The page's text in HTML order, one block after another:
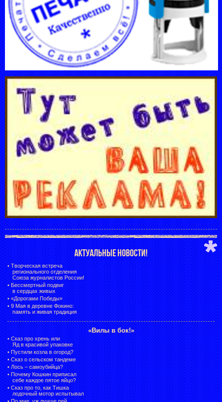
АКТУАЛЬНЫЕ НОВОСТИ!
• Творческая встреча
регионального отделения
Союза журналистов России!
• Бессмертный подвиг
в сердцах живых
• «Дорогами Победы»
• 9 Мая в деревне Фокино:
память и живая традиция
«Вилы в бок!»
• Сказ про хрень или
Яд в красивой упаковке
• Пустили козла в огород?
• Сказ о сельском тандеме
• Лось – самоубийца?
• Почему Кошкин приписал
себе каждое пятое яйцо?
• Сказ про то, как Тишка
лодочный мотор испытывал